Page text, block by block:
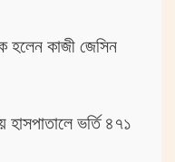
হলেন কাজী জেসিন
হাসপাতালে ভর্তি ৪৭১